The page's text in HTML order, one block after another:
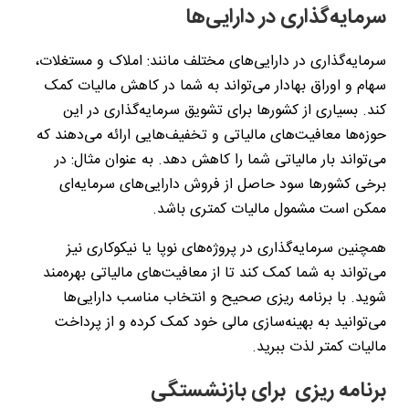
سرمایه‌گذاری در دارایی‌ها
سرمایه‌گذاری در دارایی‌های مختلف مانند: املاک و مستغلات،
سهام و اوراق بهادار می‌تواند به شما در کاهش مالیات کمک
کند. بسیاری از کشورها برای تشویق سرمایه‌گذاری در این
حوزه‌ها معافیت‌های مالیاتی و تخفیف‌هایی ارائه می‌دهند که
می‌تواند بار مالیاتی شما را کاهش دهد. به عنوان مثال: در
برخی کشورها سود حاصل از فروش دارایی‌های سرمایه‌ای
ممکن است مشمول مالیات کمتری باشد.
همچنین سرمایه‌گذاری در پروژه‌های نوپا یا نیکوکاری نیز
می‌تواند به شما کمک کند تا از معافیت‌های مالیاتی بهره‌مند
شوید. با برنامه‌ ریزی صحیح و انتخاب مناسب دارایی‌ها
می‌توانید به بهینه‌سازی مالی خود کمک کرده و از پرداخت
مالیات کمتر لذت ببرید.
برنامه ریزی برای بازنشستگی